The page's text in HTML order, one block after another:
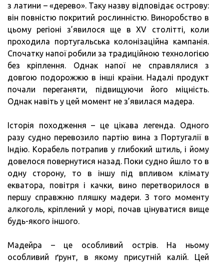
з латини – «дерево». Таку назву відповідає острову:
він повністю покритий рослинністю. Виноробство в
цьому регіоні з’явилося ще в XV столітті, коли
проходила португальська колонізаційна кампанія.
Спочатку напої робили за традиційною технологією
без кріплення. Однак напої не справлялися з
довгою подорожжю в інші країни. Надалі продукт
почали переганяти, підвищуючи його міцність.
Однак навіть у цей момент не з’явилася мадера.
Історія походження – це цікава легенда. Одного
разу судно перевозило партію вина з Португалії в
Індію. Корабель потрапив у глибокий штиль, і йому
довелося повернутися назад. Поки судно йшло то в
одну сторону, то в іншу під впливом клімату
екватора, повітря і качки, вино перетворилося в
першу справжню пляшку мадери. З того моменту
алкоголь, кріплений у морі, почав цінуватися вище
будь-якого іншого.
Мадейра – це особливий острів. На ньому
особливий ґрунт, в якому присутній калій. Цей